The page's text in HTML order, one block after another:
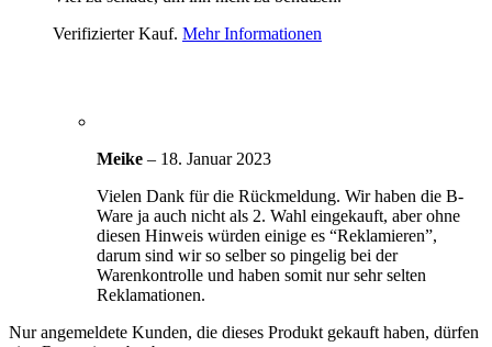
Verifizierter Kauf. Mehr Informationen
Meike – 18. Januar 2023
Vielen Dank für die Rückmeldung. Wir haben die B-
Ware ja auch nicht als 2. Wahl eingekauft, aber ohne
diesen Hinweis würden einige es “Reklamieren”,
darum sind wir so selber so pingelig bei der
Warenkontrolle und haben somit nur sehr selten
Reklamationen.
Nur angemeldete Kunden, die dieses Produkt gekauft haben, dürfen